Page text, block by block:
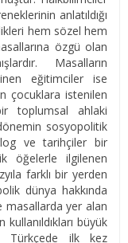
anlatıldığı
hem sözel hem
özgü olan
Masalların
eğitimciler ise
çocuklara istenilen
toplumsal ahlaki
sosyopolitik
ve tarihçiler bir
öğelerle ilgilenen
farklı bir yerden
dünya hakkında
masallarda yer alan
büyük
Türkçede ilk kez